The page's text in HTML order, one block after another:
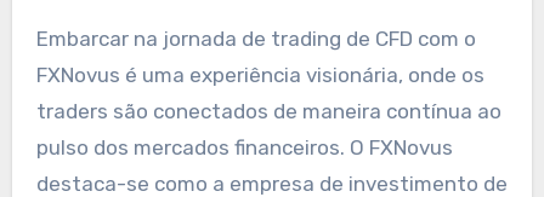
Embarcar na jornada de trading de CFD com o
FXNovus é uma experiência visionária, onde os
traders são conectados de maneira contínua ao
pulso dos mercados financeiros. O FXNovus
destaca-se como a empresa de investimento de